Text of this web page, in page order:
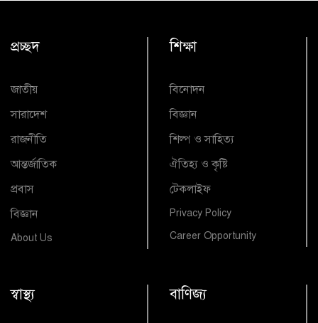
প্রচ্ছদ
জাতীয়
সারাদেশ
রাজনীতি
আন্তর্জাতিক
প্রবাস
বিজ্ঞান
About Us
শিক্ষা
বিনোদন
বিজ্ঞান
শিল্প ও সাহিত্য
ঐতিহ্য ও কৃষ্টি
টেকলাইফ
Privacy Policy
Career Opportunity
স্বাস্থ্য বাণিজ্য